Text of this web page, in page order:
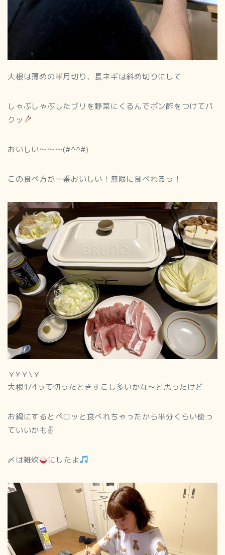
大根は薄めの半月切り、長ネギは斜め切りにして
しゃぶしゃぶしたブリを野菜にくるんでポン酢をつけてパ
クッ
おいしい～～～(#^^#)
この食べ方が一番おいしい！無限に食べれるっ！
￥¥￥\￥
大根1/4って切ったときすこし多いかな～と思ったけど
お鍋にするとペロッと食べれちゃったから半分くらい使っ
ていいかも✌
〆は雑炊 にしたよ